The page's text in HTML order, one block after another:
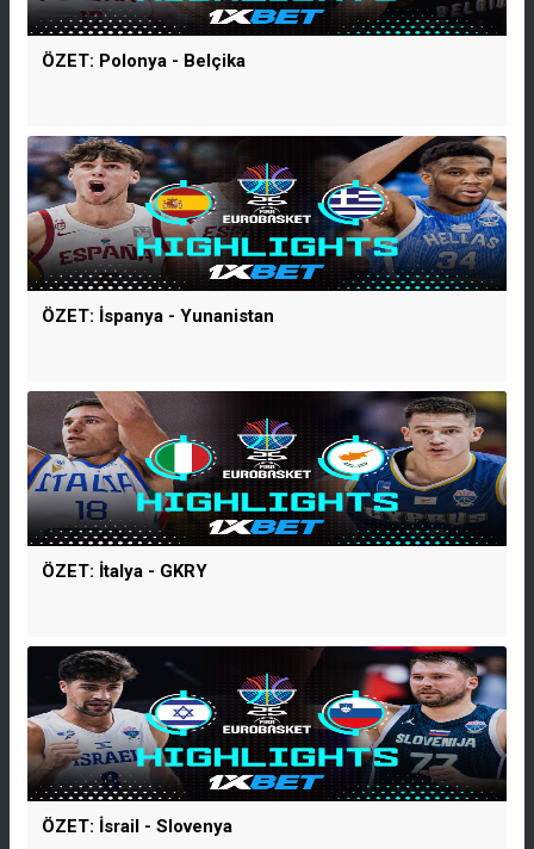
ÖZET: Polonya - Belçika
ÖZET: İspanya - Yunanistan
ÖZET: İtalya - GKRY
ÖZET: İsrail - Slovenya